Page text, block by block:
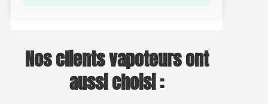
Nos clients vapoteurs ont
aussi choisi :